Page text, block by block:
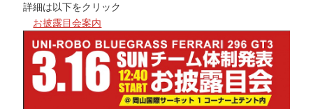
詳細は以下をクリック
お披露目会案内